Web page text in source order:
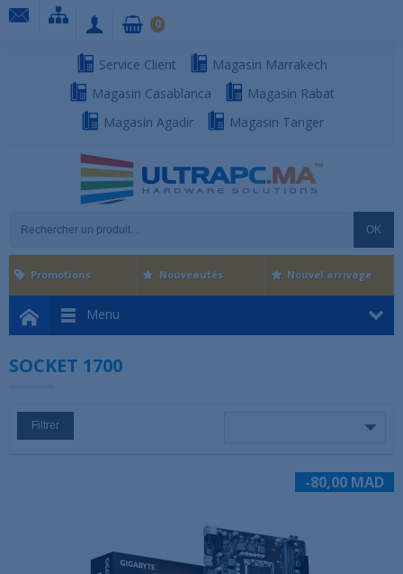
Service Client
Magasin Marrakech
Magasin Casablanca
Magasin Rabat
Magasin Agadir
Magasin Tanger
OK
0
Menu
Promotions Nouveautés Nouvel arrivage
SOCKET 1700
Filtrer
-80,00 MAD